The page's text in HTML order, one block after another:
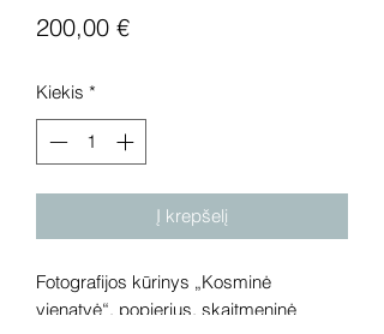
200,00 €Price
Kiekis *
Į krepšelį
Fotografijos kūrinys „Kosminė
vienatvė“, popierius, skaitmeninė